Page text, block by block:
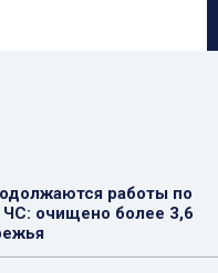
работы по
очищено более 3,6